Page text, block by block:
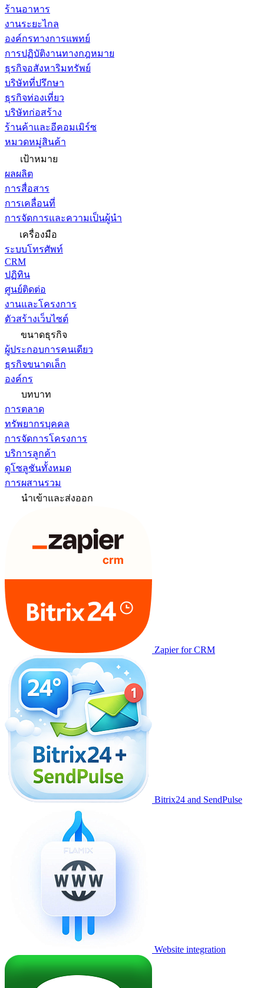
ร้านอาหาร
งานระยะไกล
องค์กรทางการแพทย์
การปฏิบัติงานทางกฎหมาย
ธุรกิจอสังหาริมทรัพย์
บริษัทที่ปรึกษา
ธุรกิจท่องเที่ยว
บริษัทก่อสร้าง
ร้านค้าและอีคอมเมิร์ซ
หมวดหมู่สินค้า
เป้าหมาย
ผลผลิต
การสื่อสาร
การเคลื่อนที่
การจัดการและความเป็นผู้นำ
เครื่องมือ
ระบบโทรศัพท์
CRM
ปฏิทิน
ศูนย์ติดต่อ
งานและโครงการ
ตัวสร้างเว็บไซต์
ขนาดธุรกิจ
ผู้ประกอบการคนเดียว
ธุรกิจขนาดเล็ก
องค์กร
บทบาท
การตลาด
ทรัพยากรบุคคล
การจัดการโครงการ
บริการลูกค้า
ดูโซลูชันทั้งหมด
การผสานรวม
นำเข้าและส่งออก
Zapier for CRM
Bitrix24 and SendPulse
Website integration